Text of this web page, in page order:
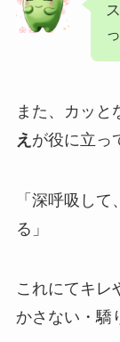
また、カッと
え が役に立っ
「深呼吸し
る」
これにてキレ
かさない・驕